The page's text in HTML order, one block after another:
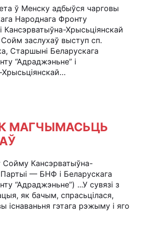
ў Менску адбыўся чарговы
Народнага Фронту
Кансэрватыўна-Хрысьціянскай
заслухаў выступ сп.
Старшыні Беларускага
“Адраджэньне” і
МАГЧЫМАСЬЦЬ
Сойму Кансэрватыўна-
— БНФ і Беларускага
“Адраджэньне”) ...У сувязі з
як бачым, спрасьцілася,
існаваньня гэтага рэжыму і яго